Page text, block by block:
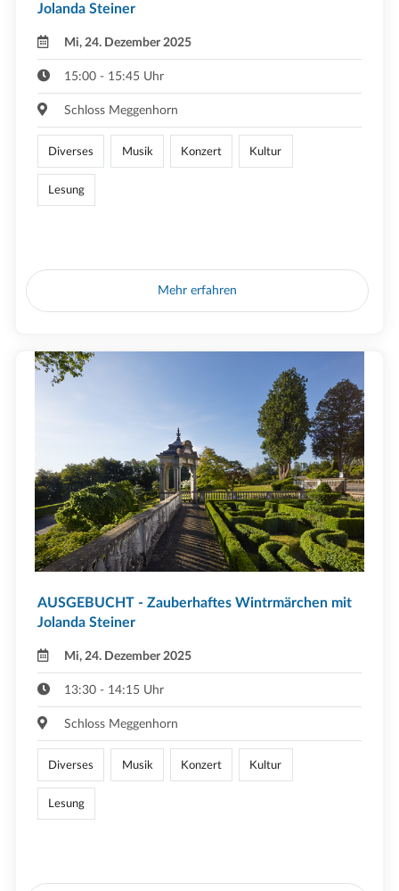
Jolanda Steiner
Mi, 24. Dezember 2025
15:00 - 15:45 Uhr
Schloss Meggenhorn
Diverses Musik Konzert Kultur
Lesung
Mehr erfahren
AUSGEBUCHT - Zauberhaftes Wintrmärchen mit
Jolanda Steiner
Mi, 24. Dezember 2025
13:30 - 14:15 Uhr
Schloss Meggenhorn
Diverses Musik Konzert Kultur
Lesung